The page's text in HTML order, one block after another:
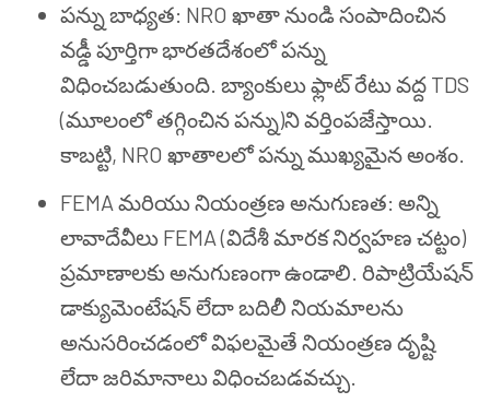
పన్ను బాధ్యత: NRO ఖాతా నుండి సంపాదించిన
వడ్డీ పూర్తిగా భారతదేశంలో పన్ను
విధించబడుతుంది. బ్యాంకులు ఫ్లాట్ రేటు వద్ద TDS
(మూలంలో తగ్గించిన పన్ను)ని వర్తింపజేస్తాయి.
కాబట్టి, NRO ఖాతాలలో పన్ను ముఖ్యమైన అంశం.
FEMA మరియు నియంత్రణ అనుగుణత: అన్ని
లావాదేవీలు FEMA (విదేశీ మారక నిర్వహణ చట్టం)
ప్రమాణాలకు అనుగుణంగా ఉండాలి. రిపాట్రియేషన్
డాక్యుమెంటేషన్ లేదా బదిలీ నియమాలను
అనుసరించడంలో విఫలమైతే నియంత్రణ దృష్టి
లేదా జరిమానాలు విధించబడవచ్చు.